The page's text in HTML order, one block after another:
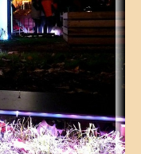
de voyage